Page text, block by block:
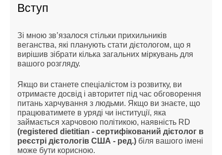
Вступ
Зі мною зв’язалося стільки прихильників
веганства, які планують стати дієтологом, що я
вирішив зібрати кілька загальних міркувань для
вашого розгляду.
Якщо ви станете спеціалістом із розвитку, ви
отримаєте досвід і авторитет під час обговорення
питань харчування з людьми. Якщо ви знаєте, що
працюватимете в уряді чи інституції, яка
займається харчовою політикою, наявність RD
(registered dietitian - сертифікований дієтолог в
реєстрі дієтологів США - ред.) біля вашого імені
може бути корисною.